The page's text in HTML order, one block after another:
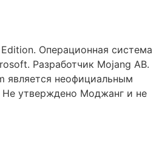
Операционная система
Разработчик Mojang AB.
является неофициальным
утверждено Моджанг и не